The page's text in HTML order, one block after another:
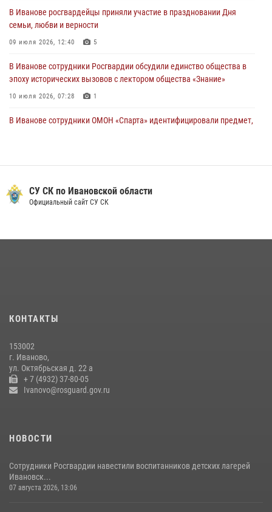
празднования Дня Крещения Руси
В Иванове росгвардейцы приняли участие в праздновании Дня
семьи, любви и верности
09 июля 2026, 12:40 5
В Иванове сотрудники Росгвардии обсудили единство общества в
эпоху исторических вызовов с лектором общества «Знание»
10 июля 2026, 07:28 1
В Иванове сотрудники ОМОН «Спарта» идентифицировали предмет,
15 июля 2026, 13:03
В Иванове росгвардейцы обеспечили безопасность граждан во
«Россия»
20 июля 2026, 09:12 3
СУ СК по Ивановской области
Официальный сайт СУ СК
КОНТАКТЫ
153002
г. Иваново,
ул. Октябрьская д. 22 а
+ 7 (4932) 37-80-05
Ivanovo@rosguard.gov.ru
НОВОСТИ
Сотрудники Росгвардии навестили воспитанников детских лагерей
Ивановск...
07 августа 2026, 13:06